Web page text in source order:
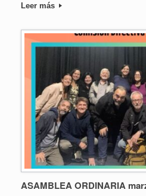
Leer más
ASAMBLEA ORDINARIA